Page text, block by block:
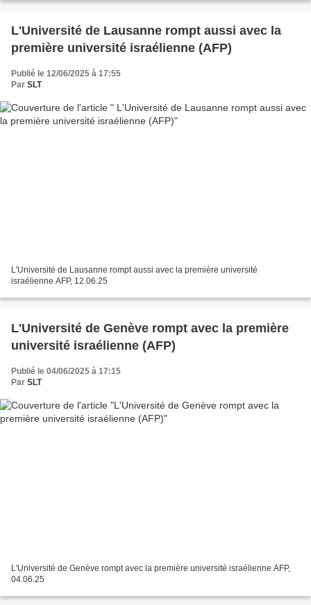
L'Université de Lausanne rompt aussi avec la
première université israélienne (AFP)
Publié le 12/06/2025 à 17:55
Par SLT
L'Université de Lausanne rompt aussi avec la première université
israélienne AFP, 12.06.25
L'Université de Genève rompt avec la première
université israélienne (AFP)
Publié le 04/06/2025 à 17:15
Par SLT
L'Université de Genève rompt avec la première université israélienne AFP,
04.06.25